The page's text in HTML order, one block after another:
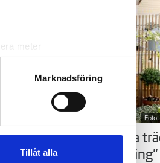
meter
. Du kan ändra
information från din enhet
kombinera informationen
Marknadsföring
Tillåt alla
som Susanne – ordna
balkongen: ”God gärning”